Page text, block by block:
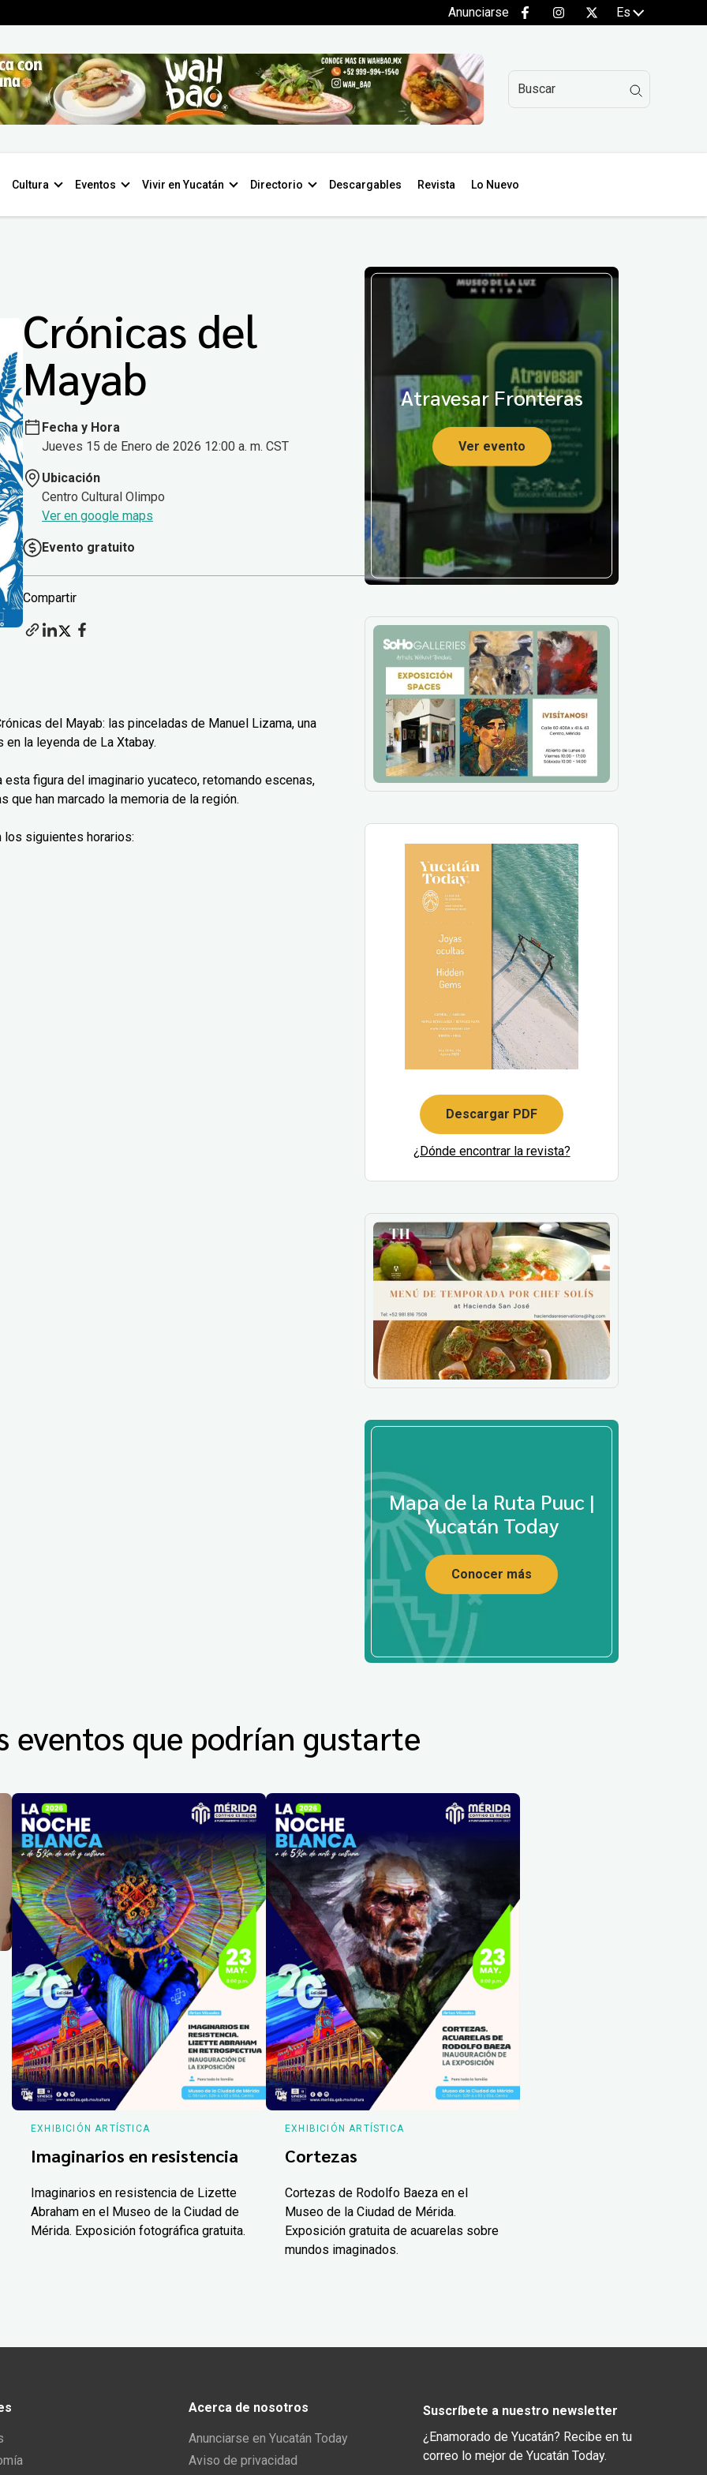
Anunciarse Es
Cultura Eventos Vivir en Yucatán Directorio Descargables Revista Lo Nuevo
Crónicas del
Mayab
Fecha y Hora
Jueves 15 de Enero de 2026 12:00 a. m. CST
Ubicación
Centro Cultural Olimpo
Ver en google maps
Evento gratuito
Compartir
del Mayab: las pinceladas de Manuel Lizama, una
la leyenda de La Xtabay.
figura del imaginario yucateco, retomando escenas,
han marcado la memoria de la región.
siguientes horarios:
Atravesar Fronteras
Ver evento
Descargar PDF
¿Dónde encontrar la revista?
Mapa de la Ruta Puuc |
Yucatán Today
Conocer más
eventos que podrían gustarte
EXHIBICIÓN ARTÍSTICA
Imaginarios en resistencia
Imaginarios en resistencia de Lizette
Abraham en el Museo de la Ciudad de
Mérida. Exposición fotográfica gratuita.
EXHIBICIÓN ARTÍSTICA
Cortezas
Cortezas de Rodolfo Baeza en el
Museo de la Ciudad de Mérida.
Exposición gratuita de acuarelas sobre
mundos imaginados.
Acerca de nosotros
Anunciarse en Yucatán Today
Aviso de privacidad
Suscríbete a nuestro newsletter
¿Enamorado de Yucatán? Recibe en tu
correo lo mejor de Yucatán Today.